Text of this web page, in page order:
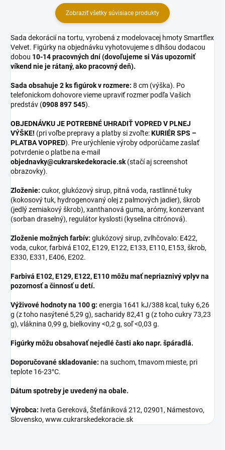
Zobraziť všetky súvisiace produkty
Sada dekorácií na tortu, vyrobená z modelovacej hmoty Smartflex
Velvet. Figúrky na objednávku vyhotovujeme s dlhšou dodacou
dobou 10-14 pracovných dní (dovoľujeme si Vás upozorniť
víkend nie je rátaný, ako pracovný deň).
Sada obsahuje 2 ks figúrok v rozmere: 8 cm (výška). Po
telefonickom dohovore vieme upraviť rozmer podľa Vašich
predstáv (0908 897 545).
OBJEDNÁVKU JE POTREBNÉ UHRADIŤ VOPRED V PLNEJ
VÝŠKE! (pri voľbe prepravy a platby si zvoľte:KURIÉR SPS –
PLATBA VOPRED). Pre urýchlenie výroby odporúčame zaslať
potvrdenie o platbe na e-mail
objednavky@cukrarskedekoracie.sk (stačí aj screenshot
obrazovky).
Zloženie: cukor, glukózový sirup, pitná voda, rastlinné tuky
(kokosový tuk, hydrogenovaný olej z palmových jadier), škrob
(jedlý zemiakový škrob), xanthanová guma, arómy, konzervant
(sorban draselný), regulátor kyslosti (kyselina citrónová).
Zloženie možných farbív: glukózový sirup, zvlhčovalo: E422,
voda, cukor, farbivá E102, E129, E122, E133, E110, E153, škrob,
E330, E331, E406, E202.
Farbivá E102, E129, E122, E110 môžu mať nepriaznivý vplyv na
pozornosť a činnosť u detí.
Výživové hodnoty na 100 g: energia 1641 kJ/388 kcal, tuky 6,26
g (z toho nasýtené 5,29 g), sacharidy 82,41 g (z toho cukry 73,23
g), vláknina 0,99 g, bielkoviny <0,2 g, soľ <0,03 g.
Figúrky môžu obsahovať nejedlé časti ako napr. špáradlá.
Doporučované skladovanie: na suchom, tmavom mieste, pri
teplote 16-23°C.
Dátum spotreby je uvedený na obale.
Výrobca: Iveta Gereková, Štefániková 212, 02901, Námestovo,
Slovensko, www.cukrarskedekoracie.sk